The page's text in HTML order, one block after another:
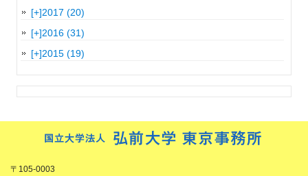
[+]2017 (20)
[+]2016 (31)
[+]2015 (19)
〒105-0003